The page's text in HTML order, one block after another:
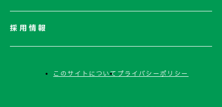
採用情報
このサイトについて プライバシーポリシー